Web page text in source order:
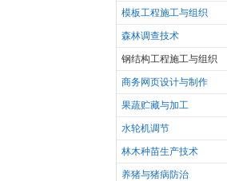
模板工程施工与组织
森林调查技术
钢结构工程施工与组织
商务网页设计与制作
果蔬贮藏与加工
水轮机调节
林木种苗生产技术
养猪与猪病防治